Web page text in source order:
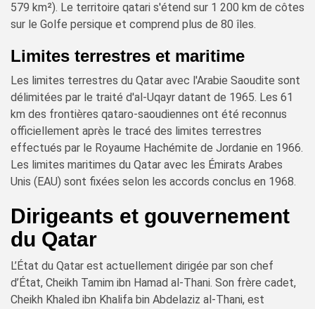
579 km²). Le territoire qatari s'étend sur 1 200 km de côtes
sur le Golfe persique et comprend plus de 80 îles.
Limites terrestres et maritime
Les limites terrestres du Qatar avec l'Arabie Saoudite sont
délimitées par le traité d'al-Uqayr datant de 1965. Les 61
km des frontières qataro-saoudiennes ont été reconnus
officiellement après le tracé des limites terrestres
effectués par le Royaume Hachémite de Jordanie en 1966.
Les limites maritimes du Qatar avec les Émirats Arabes
Unis (EAU) sont fixées selon les accords conclus en 1968.
Dirigeants et gouvernement
du Qatar
L’État du Qatar est actuellement dirigée par son chef
d’État, Cheikh Tamim ibn Hamad al-Thani. Son frère cadet,
Cheikh Khaled ibn Khalifa bin Abdelaziz al-Thani, est